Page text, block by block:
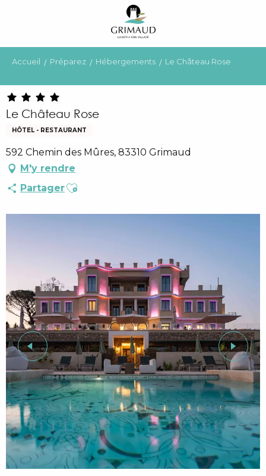
principal
Accueil Préparez Hébergements Le Château Rose
Le Château Rose
HÔTEL - RESTAURANT
592 Chemin des Mûres, 83310 Grimaud
M'y rendre
PartagerAjouter aux favoris